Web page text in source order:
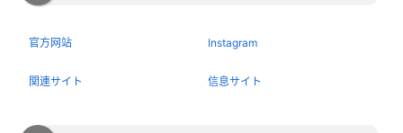
官方网站 Instagram
関連サイト 信息サイト